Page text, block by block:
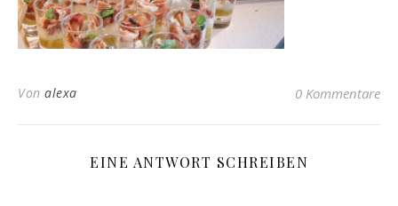
Von alexa 0 Kommentare
EINE ANTWORT SCHREIBEN